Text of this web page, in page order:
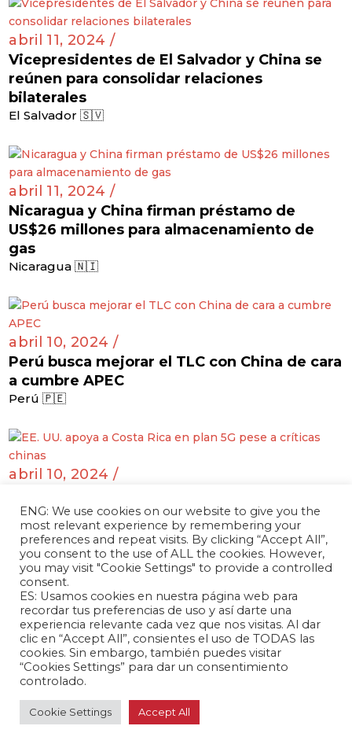
abril 11, 2024 /
Vicepresidentes de El Salvador y China se
reúnen para consolidar relaciones
bilaterales
El Salvador 🇸🇻
abril 11, 2024 /
Nicaragua y China firman préstamo de
US$26 millones para almacenamiento de
gas
Nicaragua 🇳🇮
abril 10, 2024 /
Perú busca mejorar el TLC con China de cara
a cumbre APEC
Perú 🇵🇪
abril 10, 2024 /
críticas chinas
Costa Rica 🇨🇷
abril 08, 2024 /
Tras terremoto en la isla, Taiwán reclama a
Bolivia por expresar su solidaridad a China
Bolivia 🇧🇴
abril 08, 2024 /
ENG: We use cookies on our website to give you the
most relevant experience by remembering your
preferences and repeat visits. By clicking “Accept All”,
you consent to the use of ALL the cookies. However,
you may visit "Cookie Settings" to provide a controlled
consent.
ES: Usamos cookies en nuestra página web para
recordar tus preferencias de uso y así darte una
experiencia relevante cada vez que nos visitas. Al dar
clic en “Accept All”, consientes el uso de TODAS las
cookies. Sin embargo, también puedes visitar
“Cookies Settings” para dar un consentimiento
controlado.
Cookie Settings Accept All